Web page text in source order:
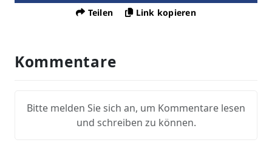
Teilen
Link kopieren
Kommentare
Bitte melden Sie sich an, um Kommentare lesen
und schreiben zu können.